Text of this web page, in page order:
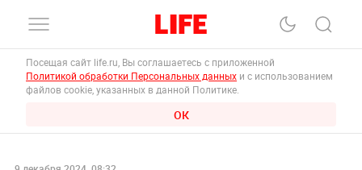
Посещая сайт life.ru, Вы соглашаетесь с приложенной
Политикой обработки Персональных данных и с использованием
файлов cookie, указанных в данной Политике.
ОК